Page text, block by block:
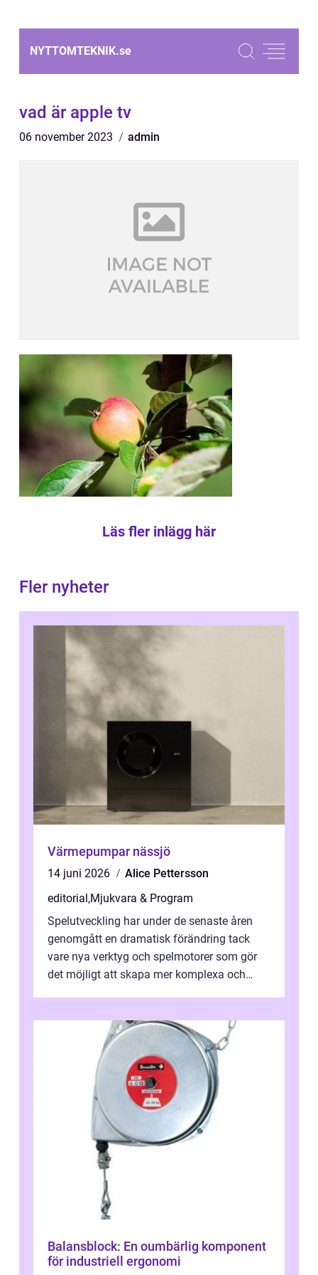
NYTTOMTEKNIK.se
vad är apple tv
06 november 2023 admin
Läs fler inlägg här
Fler nyheter
Värmepumpar nässjö
14 juni 2026
Alice Pettersson
editorial,Mjukvara & Program
Spelutveckling har under de senaste åren
genomgått en dramatisk förändring tack
vare nya verktyg och spelmotorer som gör
det möjligt att skapa mer komplexa och
Balansblock: En oumbärlig komponent
för industriell ergonomi